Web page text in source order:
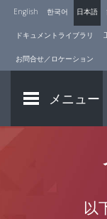
English 한국어 日本語
ドキュメントライブラリ
お問合せ／ロケーション
メニュー
以